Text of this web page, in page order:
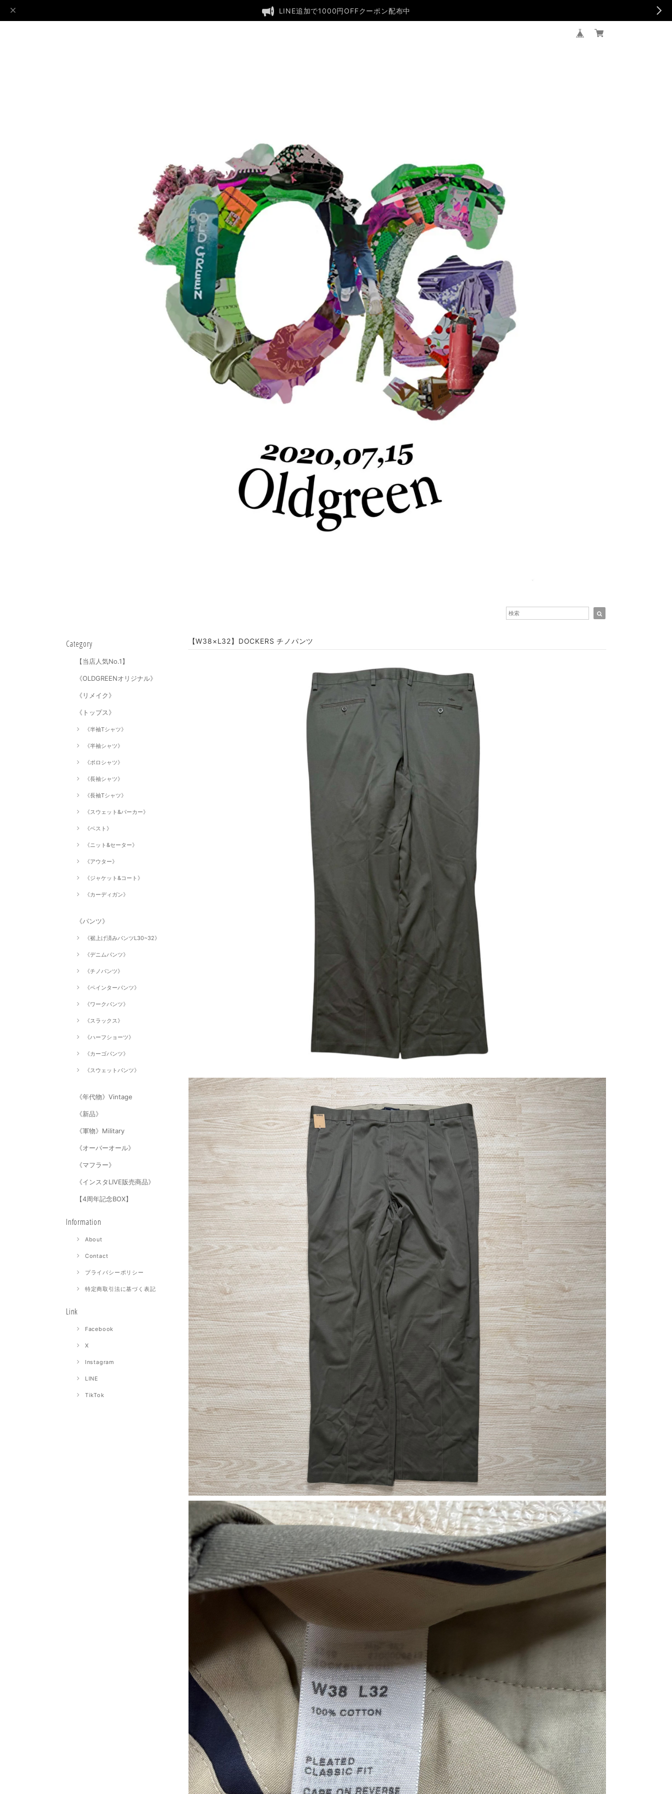
LINE追加で1000円OFFクーポン配布中
Category
【当店人気No.1】
《OLDGREENオリジナル》
《リメイク》
《トップス》
《半袖Tシャツ》
《半袖シャツ》
《ポロシャツ》
《長袖シャツ》
《長袖Tシャツ》
《スウェット&パーカー》
《ベスト》
《ニット&セーター》
《アウター》
《ジャケット&コート》
《カーディガン》
《パンツ》
《裾上げ済みパンツL30~32》
《デニムパンツ》
《チノパンツ》
《ペインターパンツ》
《ワークパンツ》
《スラックス》
《ハーフショーツ》
《カーゴパンツ》
《スウェットパンツ》
《年代物》Vintage
《新品》
《軍物》Military
《オーバーオール》
《マフラー》
《インスタLIVE販売商品》
【4周年記念BOX】
Information
About
Contact
プライバシーポリシー
特定商取引法に基づく表記
Link
Facebook
X
Instagram
LINE
TikTok
【W38×L32】DOCKERS チノパンツ